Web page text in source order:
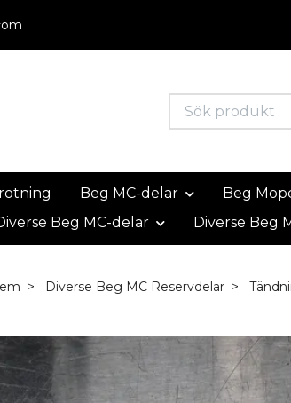
Beg MC-delar Beg
Beg MC-delar
Diverse Beg
Diverse Beg MC Reservdelar